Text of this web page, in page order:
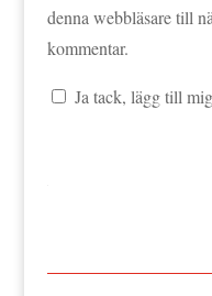
denna webbläsare till
kommentar.
Ja tack, lägg till